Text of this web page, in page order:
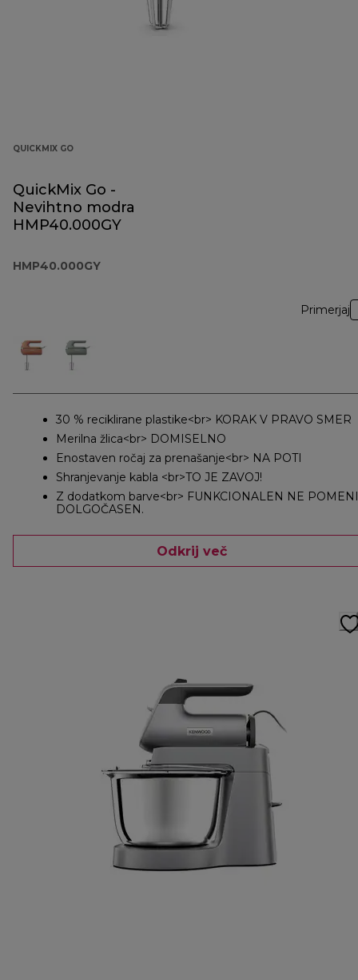
QUICKMIX GO
QuickMix Go -
Nevihtno modra
HMP40.000GY
HMP40.000GY
Primerjaj
30 % reciklirane plastike<br> KORAK V PRAVO SMER
Merilna žlica<br> DOMISELNO
Enostaven ročaj za prenašanje<br> NA POTI
Shranjevanje kabla <br>TO JE ZAVOJ!
Z dodatkom barve<br> FUNKCIONALEN NE POMENI
DOLGOČASEN.
Odkrij več